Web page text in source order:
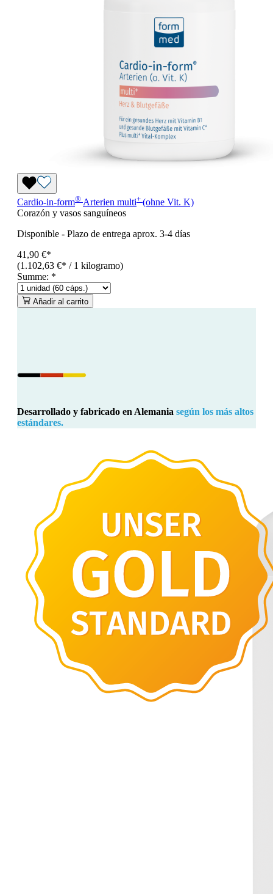
Cardio-in-form® Arterien multi+ (ohne Vit. K)
Corazón y vasos sanguíneos
Disponible - Plazo de entrega aprox. 3-4 días
41,90 €*
(1.102,63 €* / 1 kilogramo)
Summe: *
Añadir al carrito
Desarrollado y fabricado en Alemania según los más altos
estándares.